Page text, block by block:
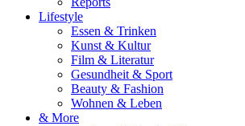
Lifestyle
Essen & Trinken
Kunst & Kultur
Film & Literatur
Gesundheit & Sport
Beauty & Fashion
Wohnen & Leben
& More